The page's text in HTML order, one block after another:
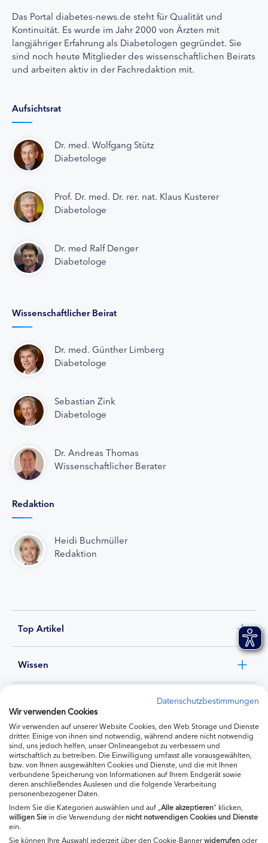
Das Portal diabetes-news.de steht für Qualität und
Kontinuität. Es wurde im Jahr 2000 von Ärzten mit
langjähriger Erfahrung als Diabetologen gegründet. Sie
sind noch heute Mitglieder des wissenschaftlichen Beirats
und arbeiten aktiv in der Fachredaktion mit.
Aufsichtsrat
Dr. med. Wolfgang Stütz
Diabetologe
Prof. Dr. med. Dr. rer. nat. Klaus Kusterer
Diabetologe
Dr. med Ralf Denger
Diabetologe
Wissenschaftlicher Beirat
Dr. med. Günther Limberg
Diabetologe
Sebastian Zink
Diabetologe
Dr. Andreas Thomas
Wissenschaftlicher Berater
Redaktion
Heidi Buchmüller
Redaktion
Top Artikel
Wissen
Ernährung
Produkte
Datenschutzbestimmungen
Wir verwenden Cookies
Wir verwenden auf unserer Website Cookies, den Web Storage und Dienste
dritter. Einige von ihnen sind notwendig, während andere nicht notwendig
sind, uns jedoch helfen, unser Onlineangebot zu verbessern und
wirtschaftlich zu betreiben. Die Einwilligung umfasst alle vorausgewählten,
bzw. von Ihnen ausgewählten Cookies und Dienste, und die mit Ihnen
verbundene Speicherung von Informationen auf Ihrem Endgerät sowie
deren anschließendes Auslesen und die folgende Verarbeitung
personenbezogener Daten.
Indem Sie die Kategorien auswählen und auf „ Alle akzeptieren“ klicken,
willigenSie in die Verwendung dernicht notwendigen Cookies und Dienste
ein.
Sie können Ihre Auswahl jederzeit über den Cookie-Bannerwiderrufenoder